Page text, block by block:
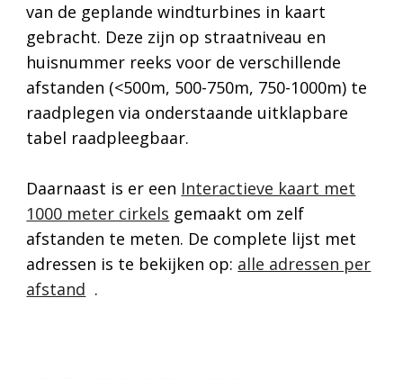
van de geplande windturbines in kaart
gebracht. Deze zijn op straatniveau en
huisnummer reeks voor de verschillende
afstanden (<500m, 500-750m, 750-1000m) te
raadplegen via onderstaande uitklapbare
tabel raadpleegbaar.
Daarnaast is er een Interactieve kaart met
1000 meter cirkels gemaakt om zelf
afstanden te meten. De complete lijst met
adressen is te bekijken op: alle adressen per
afstand .